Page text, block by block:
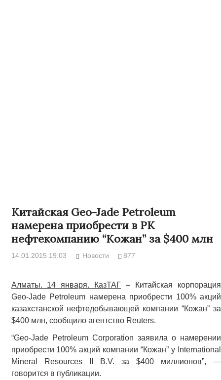
Китайская Geo-Jade Petroleum
намерена приобрести в РК
нефтекомпанию “Кожан” за $400 млн
14.01.2015 19:03 Новости 877
Алматы. 14 января. КазТАГ – Китайская корпорация
Geo-Jade Petroleum намерена приобрести 100% акций
казахстанской нефтедобывающей компании “Кожан” за
$400 млн, сообщило агентство Reuters.
“Geo-Jade Petroleum Corporation заявила о намерении
приобрести 100% акций компании “Кожан” у International
Mineral Resources II B.V. за $400 миллионов”, —
говорится в публикации.